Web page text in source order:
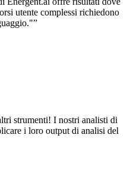
utente complessi richiedono
”
strumenti! I nostri analisti di
i loro output di analisi del